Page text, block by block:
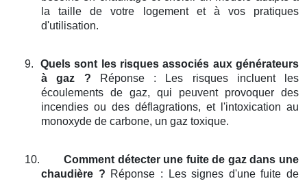
la taille de votre logement et à vos pratiques
d'utilisation.
9.
Quels sont les risques associés aux générateurs
à gaz ? Réponse : Les risques incluent les
écoulements de gaz, qui peuvent provoquer des
incendies ou des déflagrations, et l'intoxication au
monoxyde de carbone, un gaz toxique.
10.
Comment détecter une fuite de gaz dans une
chaudière ? Réponse : Les signes d'une fuite de